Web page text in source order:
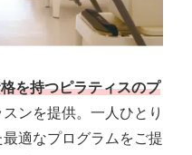
を持つピラティスのプ
ンを提供。一人ひとり
適なプログラムをご提